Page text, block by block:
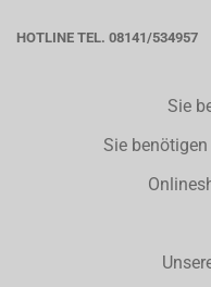
HOTLINE TEL. 08141/534957
Sie
Sie